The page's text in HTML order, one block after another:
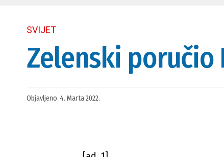
SVIJET
Zelenski poručio
Objavljeno 4. Marta 2022.